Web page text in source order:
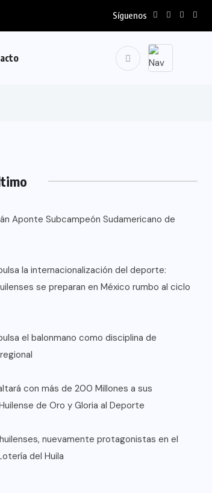
Síguenos
Aponte Subcampeón Sudamericano de
la internacionalización del deporte:
se preparan en México rumbo al ciclo
el balonmano como disciplina de
con más de 200 Millones a sus
de Oro y Gloria al Deporte
nuevamente protagonistas en el
del Huila